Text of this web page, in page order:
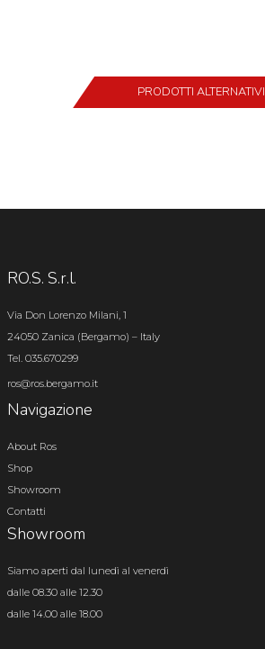
PRODOTTI ALTERNATIVI
RO.S. S.r.l.
Via Don Lorenzo Milani, 1
24050 Zanica (Bergamo) – Italy
Tel. 035.670299
ros@ros.bergamo.it
Navigazione
About Ros
Shop
Showroom
Contatti
Showroom
Siamo aperti dal lunedì al venerdì
dalle 08.30 alle 12.30
dalle 14.00 alle 18.00